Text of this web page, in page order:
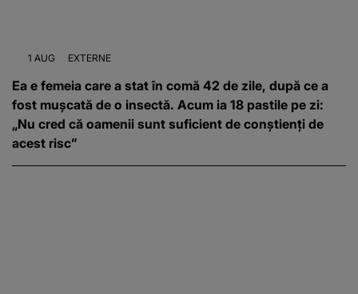
1 AUG EXTERNE
Ea e femeia care a stat în comă 42 de zile, după ce a
fost mușcată de o insectă. Acum ia 18 pastile pe zi:
„Nu cred că oamenii sunt suficient de conștienți de
acest risc”